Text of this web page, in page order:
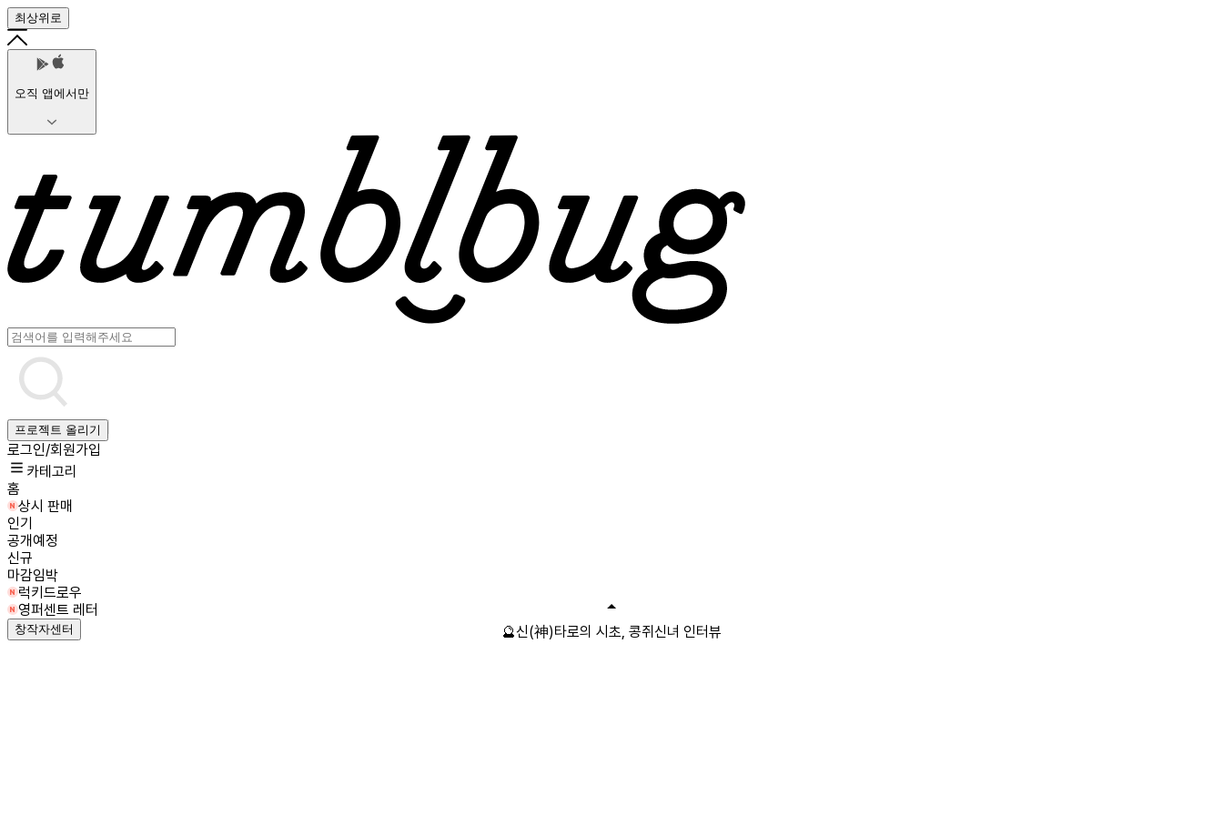
최상위로
오직 앱에서만
프로젝트 올리기
로그인/회원가입
카테고리
홈
상시 판매
인기
공개예정
신규
마감임박
럭키드로우
영퍼센트 레터
창작자센터 🔮신(神)타로의 시초, 콩쥐신녀 인터뷰